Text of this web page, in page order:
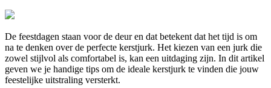
De feestdagen staan voor de deur en dat betekent dat het tijd is om
na te denken over de perfecte kerstjurk. Het kiezen van een jurk die
zowel stijlvol als comfortabel is, kan een uitdaging zijn. In dit artikel
geven we je handige tips om de ideale kerstjurk te vinden die jouw
feestelijke uitstraling versterkt.